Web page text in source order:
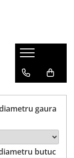
diametru gaura
diametru butuc